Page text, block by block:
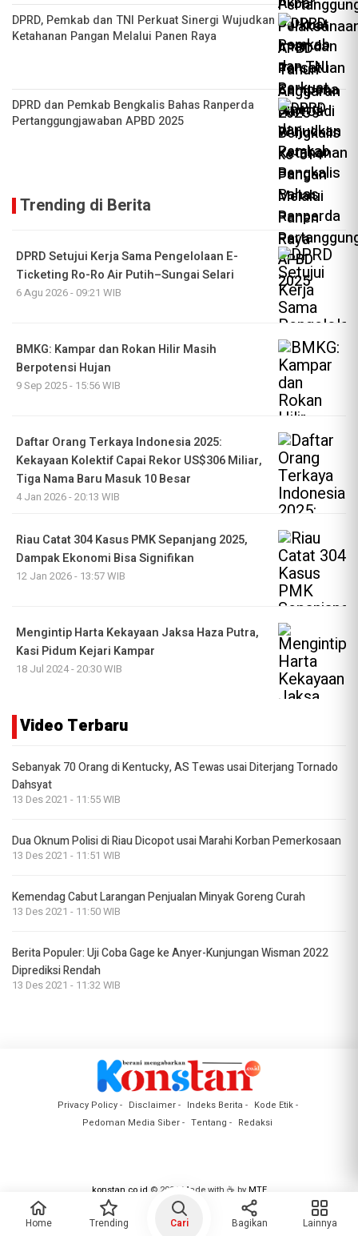
DPRD, Pemkab dan TNI Perkuat Sinergi Wujudkan
Ketahanan Pangan Melalui Panen Raya
DPRD dan Pemkab Bengkalis Bahas Ranperda
Pertanggungjawaban APBD 2025
Trending di Berita
DPRD Setujui Kerja Sama Pengelolaan E-
Ticketing Ro-Ro Air Putih–Sungai Selari
6 Agu 2026 - 09:21 WIB
BMKG: Kampar dan Rokan Hilir Masih
Berpotensi Hujan
9 Sep 2025 - 15:56 WIB
Daftar Orang Terkaya Indonesia 2025:
Kekayaan Kolektif Capai Rekor US$306 Miliar,
Tiga Nama Baru Masuk 10 Besar
4 Jan 2026 - 20:13 WIB
Riau Catat 304 Kasus PMK Sepanjang 2025,
Dampak Ekonomi Bisa Signifikan
12 Jan 2026 - 13:57 WIB
Mengintip Harta Kekayaan Jaksa Haza Putra,
Kasi Pidum Kejari Kampar
18 Jul 2024 - 20:30 WIB
Video Terbaru
Sebanyak 70 Orang di Kentucky, AS Tewas usai Diterjang Tornado
Dahsyat
13 Des 2021 - 11:55 WIB
Dua Oknum Polisi di Riau Dicopot usai Marahi Korban Pemerkosaan
13 Des 2021 - 11:51 WIB
Kemendag Cabut Larangan Penjualan Minyak Goreng Curah
13 Des 2021 - 11:50 WIB
Berita Populer: Uji Coba Gage ke Anyer-Kunjungan Wisman 2022
Diprediksi Rendah
13 Des 2021 - 11:32 WIB
Privacy Policy Disclaimer Indeks Berita
Kode Etik
Pedoman Media Siber
Tentang Redaksi
konstan.co.id © 2024 Made with ☕ byMTE
Group
Home Trending Cari Bagikan Lainnya